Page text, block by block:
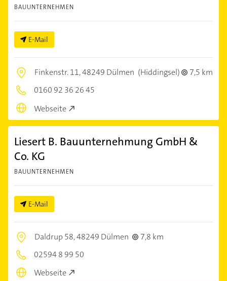
BAUUNTERNEHMEN
E-Mail
Finkenstr. 11,48249 Dülmen (Hiddingsel)
7,5 km
0160 92 36 26 45
Webseite
Liesert B. Bauunternehmung GmbH &
Co. KG
BAUUNTERNEHMEN
E-Mail
Daldrup 58,48249 Dülmen
7,8 km
02594 8 99 50
Webseite